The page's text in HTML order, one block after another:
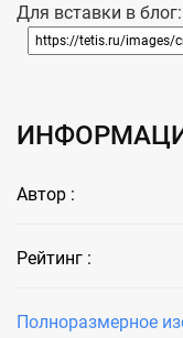
Для вставки в блог:
Автор :
Рейтинг :
Полноразмерное